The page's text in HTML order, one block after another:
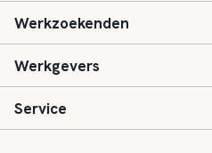
Basisonderwijs
Speciaal (basis) onderwijs
Voortgezet onderwijs
Werkzoekenden
Aanmelden
Vacatures
Werkgevers
Inloggen
Service